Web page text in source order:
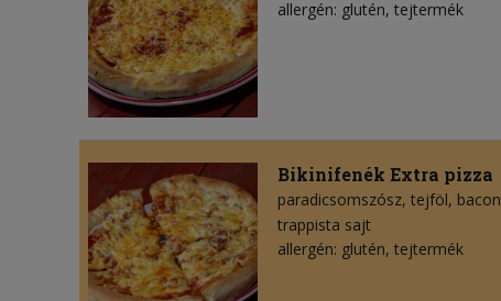
allergén: glutén, tejtermék
Bikinifenék Extra pizza
paradicsomszósz tejföl bacon
trappista sajt
allergén: glutén, tejtermék